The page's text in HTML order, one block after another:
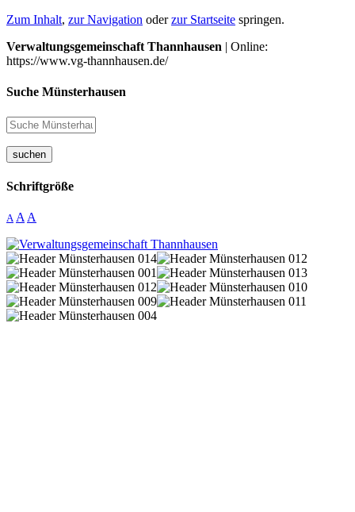
Zum Inhalt, zur Navigation oderzur Startseite springen.
Verwaltungsgemeinschaft Thannhausen | Online:
https://www.vg-thannhausen.de/
Suche Münsterhausen
suchen
Schriftgröße
A A A